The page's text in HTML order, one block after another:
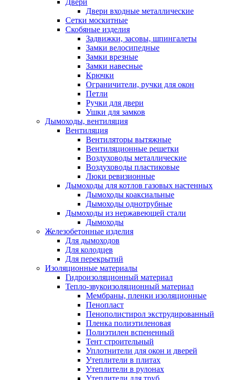
Двери
Двери входные металлические
Сетки москитные
Скобяные изделия
Задвижки, засовы, шпингалеты
Замки велосипедные
Замки врезные
Замки навесные
Крючки
Ограничители, ручки для окон
Петли
Ручки для двери
Ушки для замков
Дымоходы, вентиляция
Вентиляция
Вентиляторы вытяжные
Вентиляционные решетки
Воздуховоды металлические
Воздуховоды пластиковые
Люки ревизионные
Дымоходы для котлов газовых настенных
Дымоходы коаксиальные
Дымоходы однотрубные
Дымоходы из нержавеющей стали
Дымоходы
Железобетонные изделия
Для дымоходов
Для колодцев
Для перекрытий
Изоляционные материалы
Гидроизоляционный материал
Тепло-звукоизоляционный материал
Мембраны, пленки изоляционные
Пенопласт
Пенополистирол экструдированный
Пленка полиэтиленовая
Полиэтилен вспененный
Тент строительный
Уплотнители для окон и дверей
Утеплители в плитах
Утеплители в рулонах
Утеплители для труб